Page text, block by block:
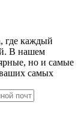
где каждый
В нашем
но и самые
самых